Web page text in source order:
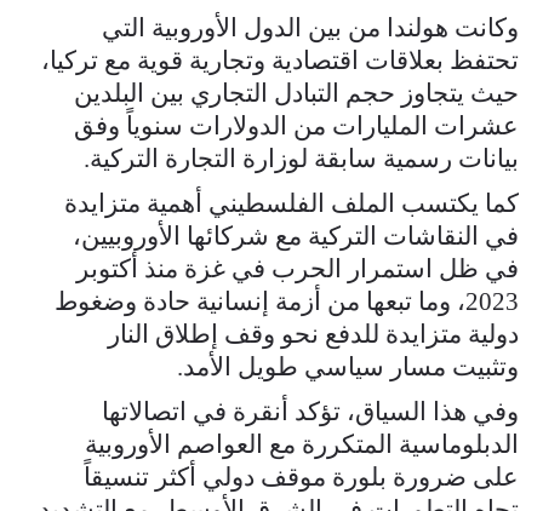
وكانت هولندا من بين الدول الأوروبية التي
تحتفظ بعلاقات اقتصادية وتجارية قوية مع تركيا،
حيث يتجاوز حجم التبادل التجاري بين البلدين
عشرات المليارات من الدولارات سنوياً وفق
بيانات رسمية سابقة لوزارة التجارة التركية.
كما يكتسب الملف الفلسطيني أهمية متزايدة
في النقاشات التركية مع شركائها الأوروبيين،
في ظل استمرار الحرب في غزة منذ أكتوبر
2023، وما تبعها من أزمة إنسانية حادة وضغوط
دولية متزايدة للدفع نحو وقف إطلاق النار
وتثبيت مسار سياسي طويل الأمد.
وفي هذا السياق، تؤكد أنقرة في اتصالاتها
الدبلوماسية المتكررة مع العواصم الأوروبية
على ضرورة بلورة موقف دولي أكثر تنسيقاً